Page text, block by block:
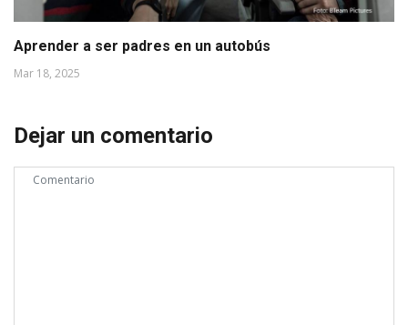
Aprender a ser padres en un autobús
Mar 18, 2025
Dejar un comentario